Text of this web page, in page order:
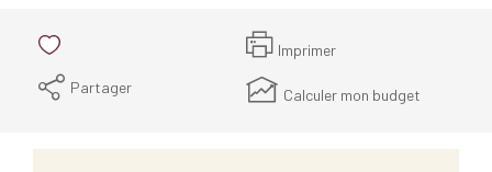
Imprimer
Partager
Calculer mon budget